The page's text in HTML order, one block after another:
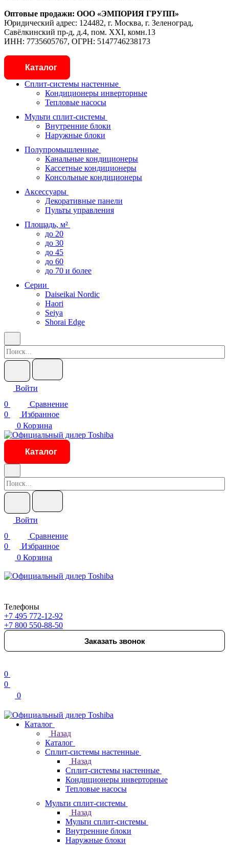
Оптовые продажи: ООО «ЭМПОРИЯ ГРУПП»
Юридический адрес: 124482, г. Москва, г. Зеленоград,
Савёлкинский пр-д, д.4, пом. XXI, комн.13
ИНН: 7735605767, ОГРН: 5147746238173
Каталог
Сплит-системы настенные
Кондиционеры инверторные
Тепловые насосы
Мульти сплит-системы
Внутренние блоки
Наружные блоки
Полупромышленные
Канальные кондиционеры
Кассетные кондиционеры
Консольные кондиционеры
Аксессуары
Декоративные панели
Пульты управления
Площадь, м²
до 20
до 30
до 45
до 60
до 70 и более
Серии
Daiseikai Nordic
Haori
Seiya
Shorai Edge
Войти
0
Сравнение
0
Избранное
0 Корзина
Каталог
Войти
0
Сравнение
0
Избранное
0 Корзина
Телефоны
+7 495 772-12-92
+7 800 550-88-50
Заказать звонок
0
0
0
Каталог
Назад
Каталог
Сплит-системы настенные
Назад
Сплит-системы настенные
Кондиционеры инверторные
Тепловые насосы
Мульти сплит-системы
Назад
Мульти сплит-системы
Внутренние блоки
Наружные блоки